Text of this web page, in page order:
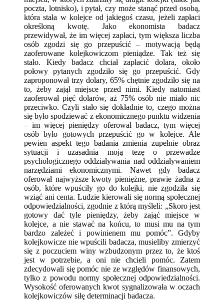
poczta, lotnisko), i pytał, czy może stanąć przed osobą,
która stała w kolejce od jakiegoś czasu, jeżeli zapłaci
określoną kwotę. Jako ekonomista badacz
przewidywał, że im więcej zapłaci, tym większa liczba
osób zgodzi się go przepuścić – motywacją będą
zaoferowane kolejkowiczom pieniądze. Tak też się
stało. Kiedy badacz chciał zapłacić dolara, około
połowy pytanych zgodziło się go przepuścić. Gdy
zaproponował trzy dolary, 65% chętnie zgodziło się na
to, żeby zajął miejsce przed nimi. Kiedy natomiast
zaoferował pięć dolarów, aż 75% osób nie miało nic
przeciwko. Czyli stało się dokładnie to, czego można
się było spodziewać z ekonomicznego punktu widzenia
– im więcej pieniędzy oferował badacz, tym więcej
osób było gotowych przepuścić go w kolejce. Ale
pewien aspekt tego badania zmienia zupełnie obraz
sytuacji i uzasadnia moją tezę o przewadze
psychologicznego oddziaływania nad oddziaływaniem
narzędziami ekonomicznymi. Nawet gdy badacz
oferował najwyższe kwoty pieniężne, prawie żadna z
osób, które wpuściły go do kolejki, nie zgodziła się
wziąć ani centa. Ludzie kierowali się normą społecznej
odpowiedzialności, zgodnie z którą myśleli: „Skoro jest
gotowy dać tyle pieniędzy, żeby zająć miejsce w
kolejce, a nie stawać na końcu, to musi mu na tym
bardzo zależeć i powinienem mu pomóc”. Gdyby
kolejkowicze nie wpuścili badacza, musieliby zmierzyć
się z poczuciem winy wzbudzonym przez to, że ktoś
jest w potrzebie, a oni nie chcieli pomóc. Zatem
zdecydowali się pomóc nie ze względów finansowych,
tylko z powodu normy społecznej odpowiedzialności.
Wysokość oferowanych kwot sygnalizowała w oczach
kolejkowiczów siłę determinacji badacza.